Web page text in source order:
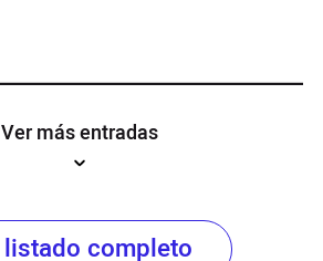
Ver más entradas
completo